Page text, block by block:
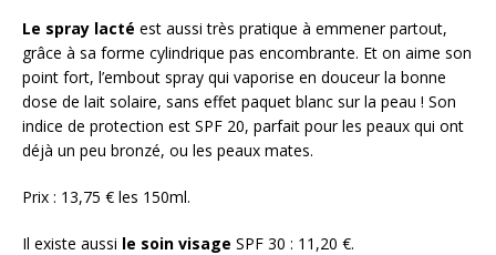
Le spray lacté est aussi très pratique à emmener partout,
grâce à sa forme cylindrique pas encombrante. Et on aime son
point fort, l’embout spray qui vaporise en douceur la bonne
dose de lait solaire, sans effet paquet blanc sur la peau ! Son
indice de protection est SPF 20, parfait pour les peaux qui ont
déjà un peu bronzé, ou les peaux mates.
Prix : 13,75 € les 150ml.
Il existe aussi le soin visage SPF 30 : 11,20 €.